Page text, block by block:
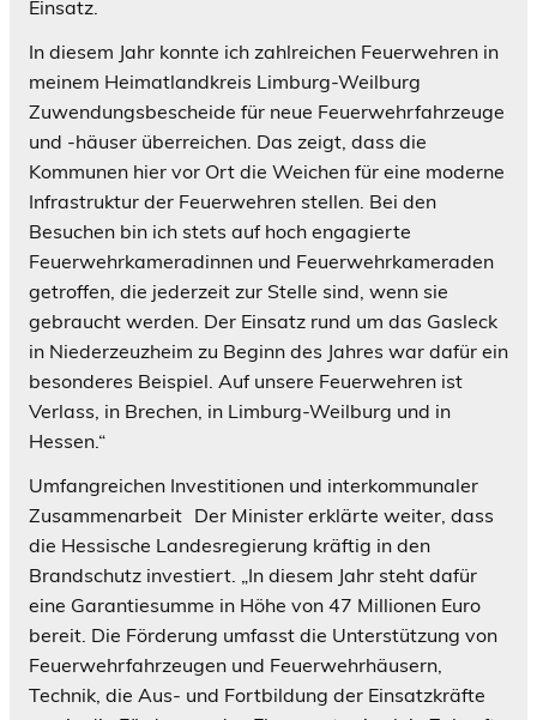
Einsatz.
In diesem Jahr konnte ich zahlreichen Feuerwehren in
meinem Heimatlandkreis Limburg-Weilburg
Zuwendungsbescheide für neue Feuerwehrfahrzeuge
und -häuser überreichen. Das zeigt, dass die
Kommunen hier vor Ort die Weichen für eine moderne
Infrastruktur der Feuerwehren stellen. Bei den
Besuchen bin ich stets auf hoch engagierte
Feuerwehrkameradinnen und Feuerwehrkameraden
getroffen, die jederzeit zur Stelle sind, wenn sie
gebraucht werden. Der Einsatz rund um das Gasleck
in Niederzeuzheim zu Beginn des Jahres war dafür ein
besonderes Beispiel. Auf unsere Feuerwehren ist
Verlass, in Brechen, in Limburg-Weilburg und in
Hessen.“
Umfangreichen Investitionen und interkommunaler
Zusammenarbeit Der Minister erklärte weiter, dass
die Hessische Landesregierung kräftig in den
Brandschutz investiert. „In diesem Jahr steht dafür
eine Garantiesumme in Höhe von 47 Millionen Euro
bereit. Die Förderung umfasst die Unterstützung von
Feuerwehrfahrzeugen und Feuerwehrhäusern,
Technik, die Aus- und Fortbildung der Einsatzkräfte